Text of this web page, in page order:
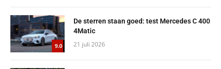
9.0
De sterren staan goed: test Mercedes C 400
4Matic
21 juli 2026